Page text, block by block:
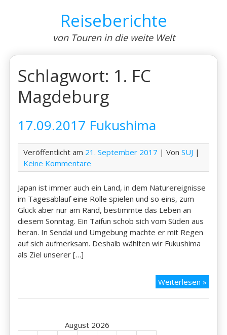
Reiseberichte
von Touren in die weite Welt
Schlagwort: 1. FC
Magdeburg
17.09.2017 Fukushima
Veröffentlicht am 21. September 2017 | VonSUJ |
Keine Kommentare
Japan ist immer auch ein Land, in dem Naturereignisse
im Tagesablauf eine Rolle spielen und so eins, zum
Glück aber nur am Rand, bestimmte das Leben an
diesem Sonntag. Ein Taifun schob sich vom Süden aus
heran. In Sendai und Umgebung machte er mit Regen
auf sich aufmerksam. Deshalb wählten wir Fukushima
als Ziel unserer […]
Weiterlesen »
August 2026